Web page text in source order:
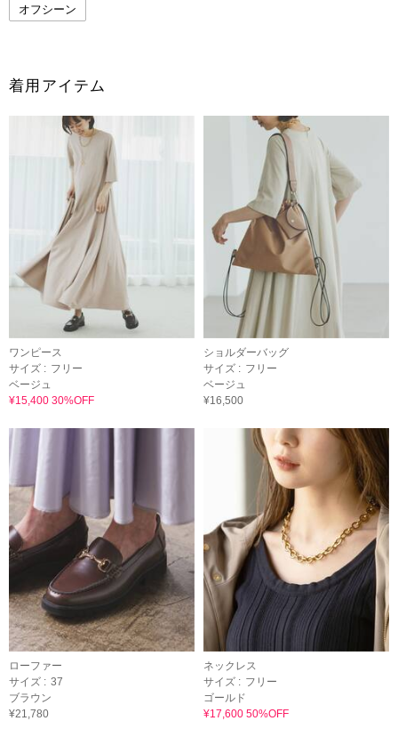
オフシーン
着用アイテム
ワンピース
サイズ : フリー
ベージュ
¥15,400 30%OFF
ショルダーバッグ
サイズ : フリー
ベージュ
¥16,500
ローファー
サイズ : 37
ブラウン
¥21,780
ネックレス
サイズ : フリー
ゴールド
¥17,600 50%OFF